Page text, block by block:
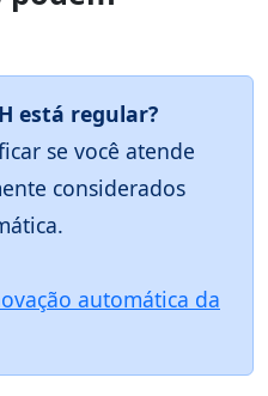
está regular?
se você atende
considerados
automática da